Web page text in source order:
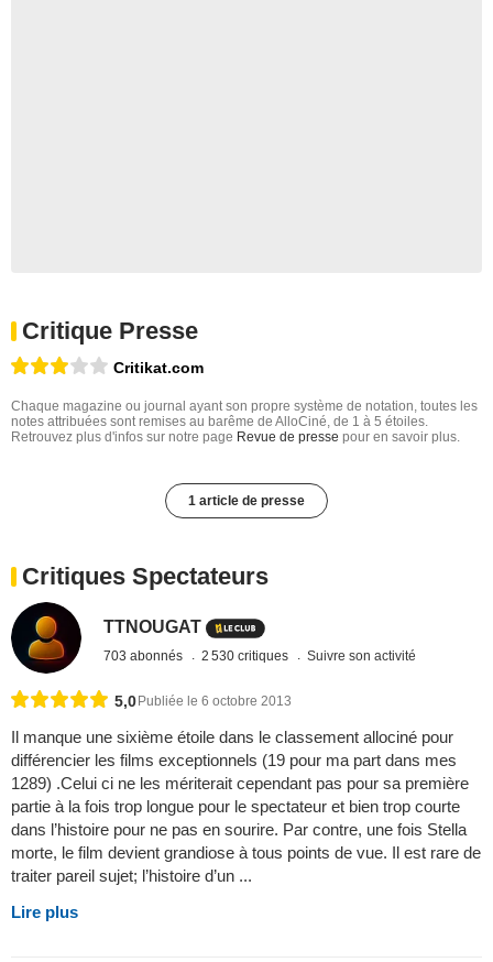
Critique Presse
Critikat.com
Chaque magazine ou journal ayant son propre système de notation, toutes les
notes attribuées sont remises au barême de AlloCiné, de 1 à 5 étoiles.
Retrouvez plus d'infos sur notre page Revue de presse pour en savoir plus.
1 article de presse
Critiques Spectateurs
TTNOUGAT
703 abonnés 2 530 critiques Suivre son activité
5,0Publiée le 6 octobre 2013
Il manque une sixième étoile dans le classement allociné pour
différencier les films exceptionnels (19 pour ma part dans mes
1289) .Celui ci ne les mériterait cependant pas pour sa première
partie à la fois trop longue pour le spectateur et bien trop courte
dans l’histoire pour ne pas en sourire. Par contre, une fois Stella
morte, le film devient grandiose à tous points de vue. Il est rare de
traiter pareil sujet; l’histoire d’un ...
Lire plus